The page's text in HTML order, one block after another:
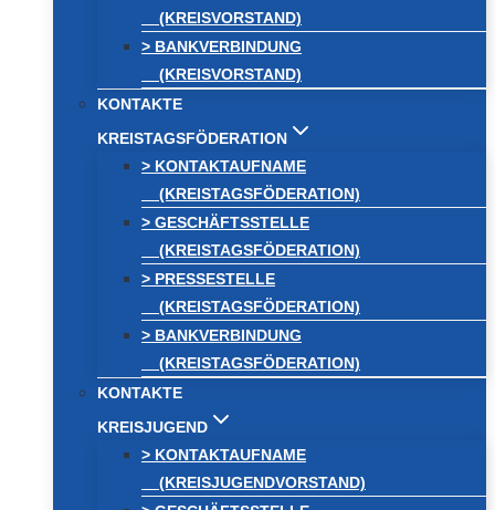
(KREISVORSTAND)
> BANKVERBINDUNG
(KREISVORSTAND)
KONTAKTE
KREISTAGSFÖDERATION
> KONTAKTAUFNAME
(KREISTAGSFÖDERATION)
> GESCHÄFTSSTELLE
(KREISTAGSFÖDERATION)
> PRESSESTELLE
(KREISTAGSFÖDERATION)
> BANKVERBINDUNG
(KREISTAGSFÖDERATION)
KONTAKTE
KREISJUGEND
> KONTAKTAUFNAME
(KREISJUGENDVORSTAND)